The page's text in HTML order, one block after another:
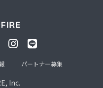
Inc.
パートナー募集